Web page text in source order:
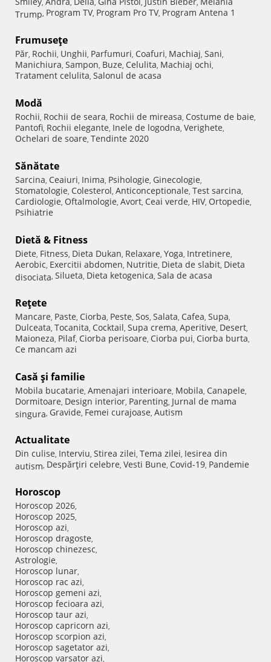
, , , , ,
Trump, Program TV, Program Pro TV, Program Antena 1
Frumuseţe
Păr, Rochii, Unghii, Parfumuri, Coafuri, Machiaj, Sani,
Manichiura, Sampon, Buze, Celulita, Machiaj ochi,
Tratament celulita, Salonul de acasa
Modă
Rochii, Rochii de seara, Rochii de mireasa, Costume de baie,
Pantofi, Rochii elegante, Inele de logodna, Verighete,
Ochelari de soare, Tendinte 2020
Sănătate
Sarcina, Ceaiuri, Inima, Psihologie, Ginecologie,
Stomatologie, Colesterol, Anticonceptionale, Test sarcina,
Cardiologie, Oftalmologie, Avort, Ceai verde, HIV, Ortopedie,
Psihiatrie
Dietă & Fitness
Diete, Fitness, Dieta Dukan, Relaxare, Yoga, Intretinere,
Aerobic, Exercitii abdomen, Nutritie, Dieta de slabit, Dieta
disociata, Silueta, Dieta ketogenica, Sala de acasa
Reţete
Mancare, Paste, Ciorba, Peste, Sos, Salata, Cafea, Supa,
Dulceata, Tocanita, Cocktail, Supa crema, Aperitive, Desert,
Maioneza, Pilaf, Ciorba perisoare, Ciorba pui, Ciorba burta,
Ce mancam azi
Casă şi familie
Mobila bucatarie, Amenajari interioare, Mobila, Canapele,
Dormitoare, Design interior, Parenting, Jurnal de mama
singura, Gravide, Femei curajoase, Autism
Actualitate
Din culise, Interviu, Stirea zilei, Tema zilei, Iesirea din
autism, Despărţiri celebre, Vesti Bune, Covid-19, Pandemie
Horoscop
Horoscop 2026,
Horoscop 2025,
Horoscop azi,
Horoscop dragoste,
Horoscop chinezesc,
Astrologie,
Horoscop lunar,
Horoscop rac azi,
Horoscop gemeni azi,
Horoscop fecioara azi,
Horoscop taur azi,
Horoscop capricorn azi,
Horoscop scorpion azi,
Horoscop sagetator azi,
Horoscop varsator azi,